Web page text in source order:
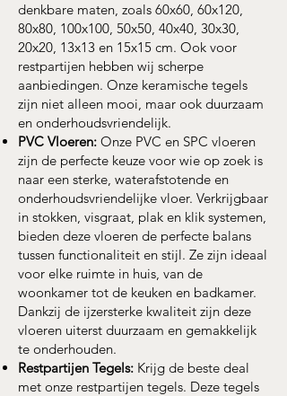
denkbare maten, zoals 60x60, 60x120,
80x80, 100x100, 50x50, 40x40, 30x30,
20x20, 13x13 en 15x15 cm. Ook voor
restpartijen hebben wij scherpe
aanbiedingen. Onze keramische tegels
zijn niet alleen mooi, maar ook duurzaam
en onderhoudsvriendelijk.
PVC Vloeren: Onze PVC en SPC vloeren
zijn de perfecte keuze voor wie op zoek is
naar een sterke, waterafstotende en
onderhoudsvriendelijke vloer. Verkrijgbaar
in stokken, visgraat, plak en klik systemen,
bieden deze vloeren de perfecte balans
tussen functionaliteit en stijl. Ze zijn ideaal
voor elke ruimte in huis, van de
woonkamer tot de keuken en badkamer.
Dankzij de ijzersterke kwaliteit zijn deze
vloeren uiterst duurzaam en gemakkelijk
te onderhouden.
Restpartijen Tegels: Krijg de beste deal
met onze restpartijen tegels. Deze tegels